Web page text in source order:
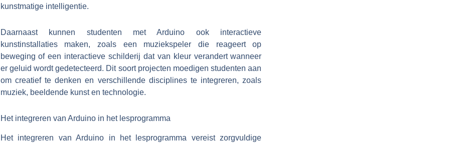
kunstmatige intelligentie.
Daarnaast kunnen studenten met Arduino ook interactieve
kunstinstallaties maken, zoals een muziekspeler die reageert op
beweging of een interactieve schilderij dat van kleur verandert wanneer
er geluid wordt gedetecteerd. Dit soort projecten moedigen studenten aan
om creatief te denken en verschillende disciplines te integreren, zoals
muziek, beeldende kunst en technologie.
Het integreren van Arduino in het lesprogramma
Het integreren van Arduino in het lesprogramma vereist zorgvuldige